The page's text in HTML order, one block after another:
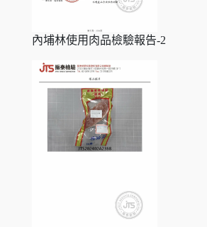
內埔林使用肉品檢驗報告-2